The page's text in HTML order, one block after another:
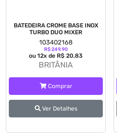
BATEDEIRA CROME BASE INOX
TURBO DUO MIXER
103402168
R$ 249,90
ou 12x de R$ 20,83
BRITÂNIA
Comprar
Ver Detalhes